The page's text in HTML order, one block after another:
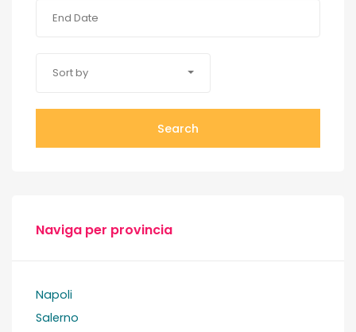
Sort by
Search
Naviga per provincia
Napoli
Salerno